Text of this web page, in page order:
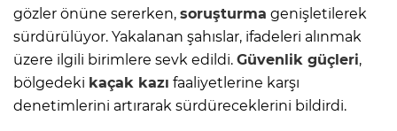
gözler önüne sererken, soruşturma genişletilerek
sürdürülüyor. Yakalanan şahıslar, ifadeleri alınmak
üzere ilgili birimlere sevk edildi. Güvenlik güçleri,
bölgedeki kaçak kazı faaliyetlerine karşı
denetimlerini artırarak sürdüreceklerini bildirdi.